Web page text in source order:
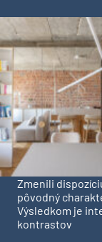
Zmenili
pôvodný
Výsledkom je
kontrastov